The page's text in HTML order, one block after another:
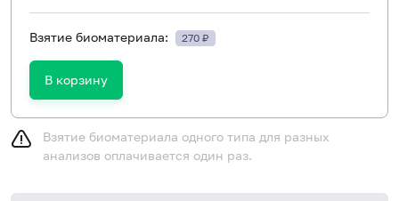
Взятие биоматериала: 270 ₽
В корзину
Взятие биоматериала одного типа для разных
анализов оплачивается один раз.